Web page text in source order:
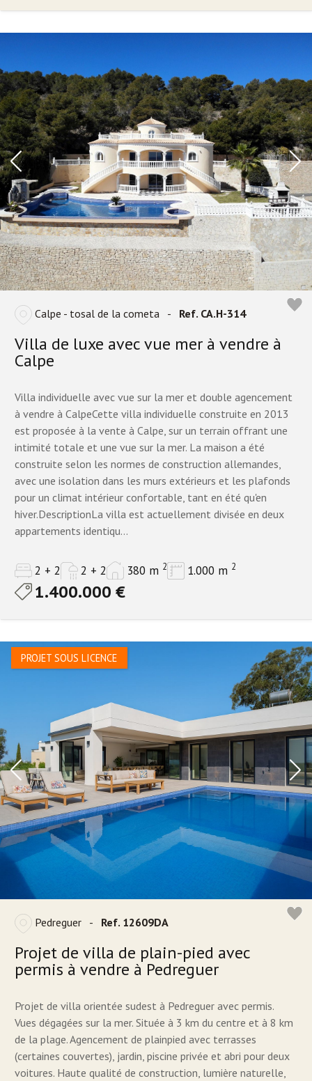
Calpe - tosal de la cometa - Ref. CA.H-314
Villa de luxe avec vue mer à vendre à
Calpe
Villa individuelle avec vue sur la mer et double agencement
à vendre à CalpeCette villa individuelle construite en 2013
est proposée à la vente à Calpe, sur un terrain offrant une
intimité totale et une vue sur la mer. La maison a été
construite selon les normes de construction allemandes,
avec une isolation dans les murs extérieurs et les plafonds
pour un climat intérieur confortable, tant en été qu'en
hiver.DescriptionLa villa est actuellement divisée en deux
appartements identiqu...
2 + 2 2 + 2 380 m 2 1.000 m 2
1.400.000 €
PROJET SOUS LICENCE
Pedreguer - Ref. 12609DA
Projet de villa de plain-pied avec
permis à vendre à Pedreguer
Projet de villa orientée sudest à Pedreguer avec permis.
Vues dégagées sur la mer. Située à 3 km du centre et à 8 km
de la plage. Agencement de plainpied avec terrasses
(certaines couvertes), jardin, piscine privée et abri pour deux
voitures. Haute qualité de construction, lumière naturelle,